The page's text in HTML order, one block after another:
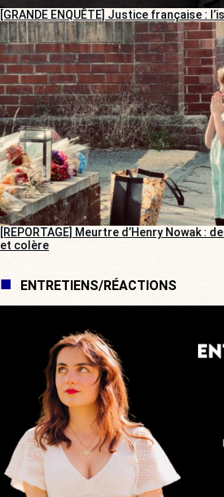
[GRANDE ENQUÊTE] Justice française :
[REPORTAGE] Meurtre d’Henry Nowak :
et colère
ENTRETIENS/RÉACTIONS